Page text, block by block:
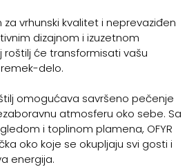
za vrhunski kvalitet i neprevaziđen
dizajnom i izuzetnom
roštilj će transformisati vašu
delo.
omogućava savršeno pečenje
atmosferu oko sebe. Sa
i toplinom plamena, OFYR
oko koje se okupljaju svi gosti i
energija.